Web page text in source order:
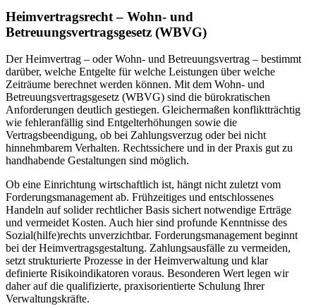
Heimvertragsrecht – Wohn- und
Betreuungsvertragsgesetz (WBVG)
Der Heimvertrag – oder Wohn- und Betreuungsvertrag – bestimmt
darüber, welche Entgelte für welche Leistungen über welche
Zeiträume berechnet werden können. Mit dem Wohn- und
Betreuungsvertragsgesetz (WBVG) sind die bürokratischen
Anforderungen deutlich gestiegen. Gleichermaßen konfliktträchtig
wie fehleranfällig sind Entgelterhöhungen sowie die
Vertragsbeendigung, ob bei Zahlungsverzug oder bei nicht
hinnehmbarem Verhalten. Rechtssichere und in der Praxis gut zu
handhabende Gestaltungen sind möglich.
Ob eine Einrichtung wirtschaftlich ist, hängt nicht zuletzt vom
Forderungsmanagement ab. Frühzeitiges und entschlossenes
Handeln auf solider rechtlicher Basis sichert notwendige Erträge
und vermeidet Kosten. Auch hier sind profunde Kenntnisse des
Sozial(hilfe)rechts unverzichtbar. Forderungsmanagement beginnt
bei der Heimvertragsgestaltung. Zahlungsausfälle zu vermeiden,
setzt strukturierte Prozesse in der Heimverwaltung und klar
definierte Risikoindikatoren voraus. Besonderen Wert legen wir
daher auf die qualifizierte, praxisorientierte Schulung Ihrer
Verwaltungskräfte.